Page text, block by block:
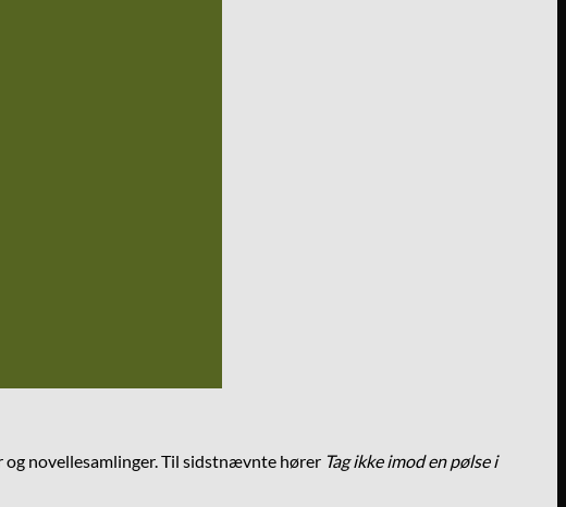
og novellesamlinger. Til sidstnævnte hører Tag ikke imod en pølse i